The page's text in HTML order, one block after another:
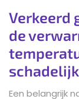
Verkeerd
de
Een belangrijk